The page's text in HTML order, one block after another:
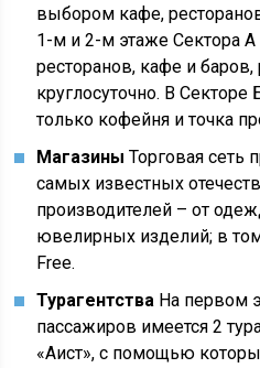
выбором кафе,
1-м и 2-м этаже Сектора А
ресторанов, кафе и
круглосуточно. В Секторе
только кофейня и точка
Магазины Торговая сеть
самых известных
производителей – от
ювелирных изделий; в
Free.
Турагентства На первом
пассажиров имеется 2
«Аист», с помощью